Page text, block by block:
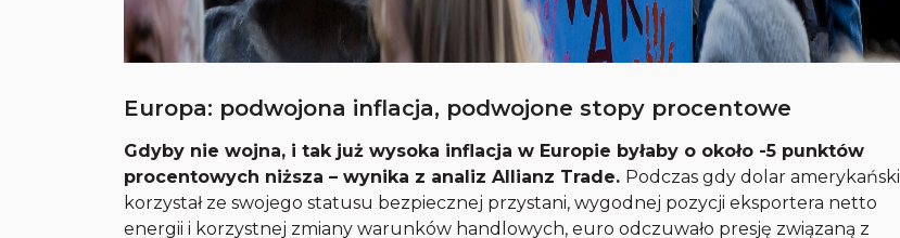
Europa: podwojona inflacja, podwojone stopy procentowe
Gdyby nie wojna, i tak już wysoka inflacja w Europie byłaby o około -5 punktów
procentowych niższa – wynika z analiz Allianz Trade. Podczas gdy dolar amerykański
korzystał ze swojego statusu bezpiecznej przystani, wygodnej pozycji eksportera netto
energii i korzystnej zmiany warunków handlowych, euro odczuwało presję związaną z